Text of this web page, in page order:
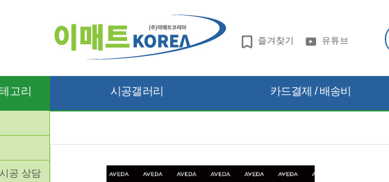
즐겨찾기 유튜브
고리
공 상담
시공갤러리 카드결제 / 배송비